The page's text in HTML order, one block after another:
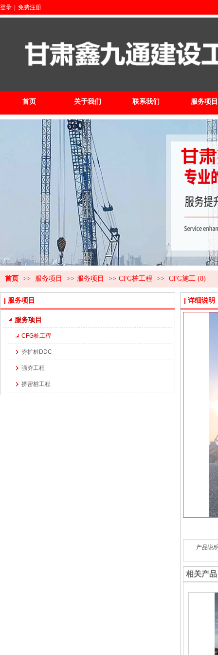
登录 免费注册
首页 关于我们 联系我们 服务项目
首页 >> 服务项目 >> 服务项目 >> CFG桩工程 >> CFG施工 (8)
服务项目
服务项目
CFG桩工程
夯扩桩DDC
强夯工程
挤密桩工程
详细说明
产品说
相关产品